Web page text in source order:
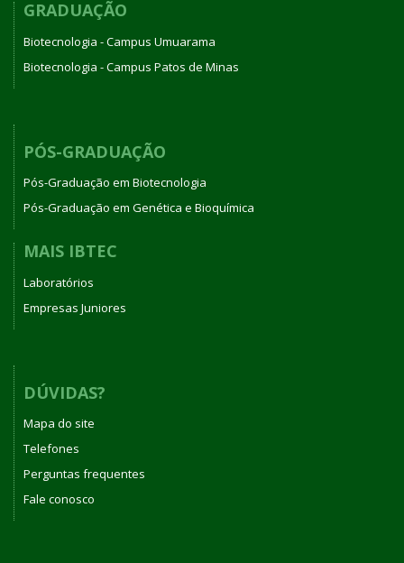
GRADUAÇÃO
Biotecnologia - Campus Umuarama
Biotecnologia - Campus Patos de Minas
PÓS-GRADUAÇÃO
Pós-Graduação em Biotecnologia
Pós-Graduação em Genética e Bioquímica
MAIS IBTEC
Laboratórios
Empresas Juniores
DÚVIDAS?
Mapa do site
Telefones
Perguntas frequentes
Fale conosco